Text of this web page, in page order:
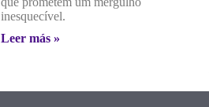
inesquecível.
Leer más »